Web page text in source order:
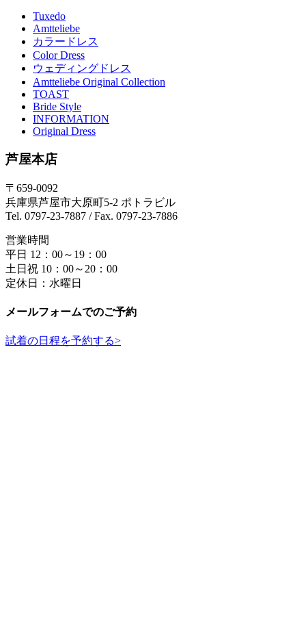
Tuxedo
Amtteliebe
カラードレス
Color Dress
ウェディングドレス
Amtteliebe Original Collection
TOAST
Bride Style
INFORMATION
Original Dress
芦屋本店
〒659-0092
兵庫県芦屋市大原町5-2 ポトラビル
Tel. 0797-23-7887 / Fax. 0797-23-7886
営業時間
平日 12：00～19：00
土日祝 10：00～20：00
定休日：水曜日
メールフォームでのご予約
試着の日程を予約する>